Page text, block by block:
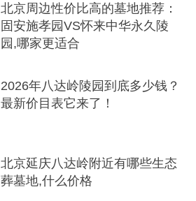
北京周边性价比高的墓地推荐：
固安施孝园VS怀来中华永久陵
园,哪家更适合
2026年八达岭陵园到底多少钱？
最新价目表它来了！
北京延庆八达岭附近有哪些生态
葬墓地,什么价格